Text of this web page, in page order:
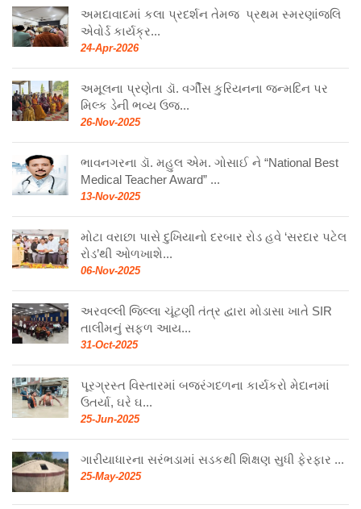
અમદાવાદમાં કલા પ્રદર્શન તેમજ પ્રથમ સ્મરણાંજલિ
એવોર્ડ કાર્યક્ર...
24-Apr-2026
અમૂલના પ્રણેતા ડૉ. વર્ગીસ કુરિયનના જન્મદિન પર
મિલ્ક ડેની ભવ્ય ઉજ...
26-Nov-2025
ભાવનગરના ડૉ. મહુલ એમ. ગોસાઈ ને “National Best
Medical Teacher Award” ...
13-Nov-2025
મોટા વરાછા પાસે દુખિયાનો દરબાર રોડ હવે ‘સરદાર પટેલ
રોડ’થી ઓળખાશે...
06-Nov-2025
અરવલ્લી જિલ્લા ચૂંટણી તંત્ર દ્વારા મોડાસા ખાતે SIR
તાલીમનું સફળ આય...
31-Oct-2025
પૂરગ્રસ્ત વિસ્તારમાં બજરંગદળના કાર્યકરો મેદાનમાં
ઉતર્યા, ઘરે ઘ...
25-Jun-2025
ગારીયાધારના સરંભડામાં સડકથી શિક્ષણ સુધી ફેરફાર ...
25-May-2025